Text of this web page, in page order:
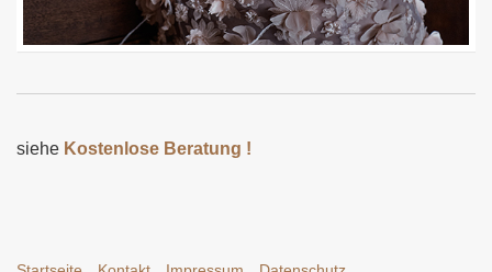
siehe Kostenlose Beratung !